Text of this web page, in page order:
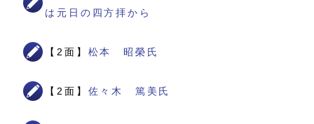
は元日の四方拝から
【2面】 松本 昭榮氏
【2面】 佐々木 篤美氏